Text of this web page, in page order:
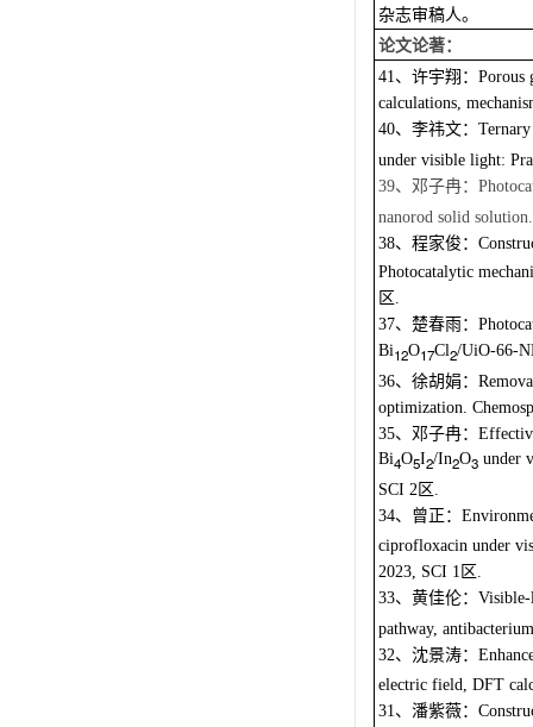
杂志审稿人。
论文论著：
41、许宇翔： Porous
calculations,
40、李祎文：
under visible light:
39、邓子冉：
nanorod solid
38、程家俊：
Photocatalytic
区.
37、楚春雨：
Bi12O17Cl2/UiO-66-
36、徐胡娟：
optimization.
35、邓子冉：
Bi4O5I2/In2O3 under
SCI 2区
34、曾正：
ciprofloxacin under
2023, SCI 1 区
33、黄佳伦：
pathway,
32、沈景涛：
electric field, DFT
31、潘紫薇：